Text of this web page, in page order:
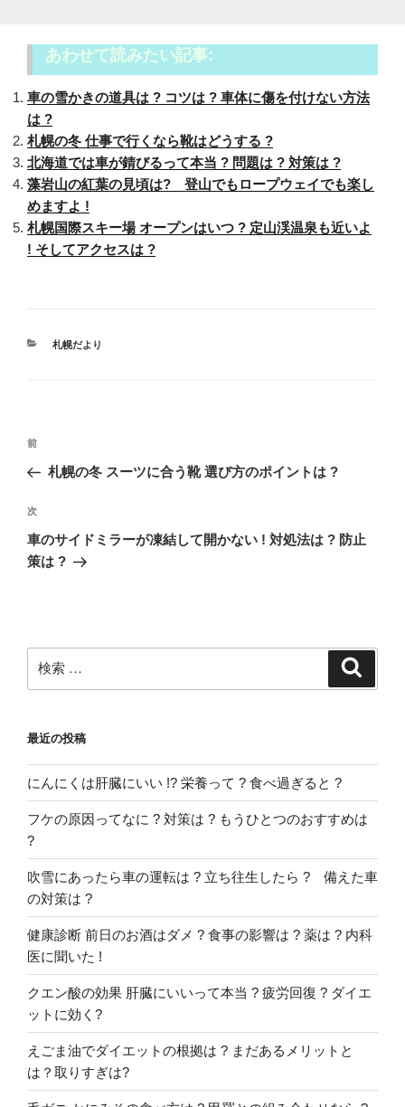
あわせて読みたい記事:
車の雪かきの道具は ? コツは ? 車体に傷を付けない方法
は ?
札幌の冬 仕事で行くなら靴はどうする ?
北海道では車が錆びるって本当 ? 問題は ? 対策は ?
藻岩山の紅葉の見頃は? 登山でもロープウェイでも楽し
めますよ !
札幌国際スキー場 オープンはいつ ? 定山渓温泉も近いよ
! そしてアクセスは ?
カ
札幌だより
投
ビ
ゲ
ー
過
去
投
稿
前
札幌の冬 スーツに合う靴 選び方のポイントは ?
次
の
投
次
車のサイドミラーが凍結して開かない ! 対処法は ? 防止
策は ?
検
索:
最近の投稿
にんにくは肝臓にいい !? 栄養って ? 食べ過ぎると ?
フケの原因ってなに ? 対策は ? もうひとつのおすすめは
?
吹雪にあったら車の運転は ? 立ち往生したら ? 備えた車
の対策は ?
健康診断 前日のお酒はダメ ? 食事の影響は ? 薬は ? 内科
医に聞いた !
クエン酸の効果 肝臓にいいって本当 ? 疲労回復 ? ダイエ
ットに効く?
えごま油でダイエットの根拠は ? まだあるメリットと
は？取りすぎは?